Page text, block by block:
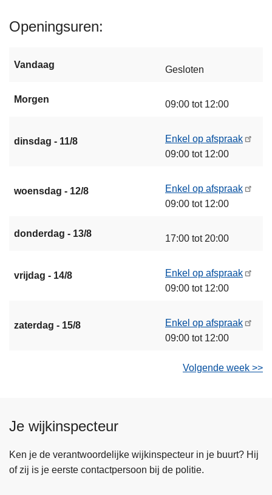
Openingsuren
Vandaag Gesloten
Morgen 09:00 tot 12:00
dinsdag - 11/8
Enkel op afspraak
09:00 tot 12:00
woensdag - 12/8
Enkel op afspraak
09:00 tot 12:00
donderdag - 13/8 17:00 tot 20:00
vrijdag - 14/8
Enkel op afspraak
09:00 tot 12:00
zaterdag - 15/8
Enkel op afspraak
09:00 tot 12:00
Volgende week >>
Je wijkinspecteur
Ken je de verantwoordelijke wijkinspecteur in je buurt? Hij
of zij is je eerste contactpersoon bij de politie.